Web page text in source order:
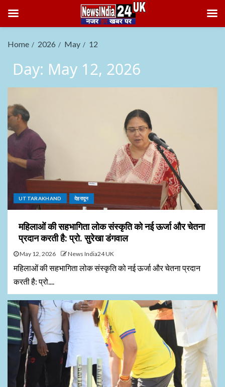
Home 2026 May 12
Day: May 12, 2026
UTTARAKHAND देहरादून
महिलाओं की सहभागिता लोक संस्कृति को नई ऊर्जा और चेतना
प्रदान करती है: प्रो. सुरेखा डंगवाल
May 12, 2026 News India24 UK
महिलाओं की सहभागिता लोक संस्कृति को नई ऊर्जा और चेतना प्रदान
करती है: प्रो....